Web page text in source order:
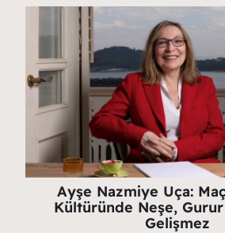
Ayşe Nazmiye Uça:
Kültüründe Neşe,
Gelişmez